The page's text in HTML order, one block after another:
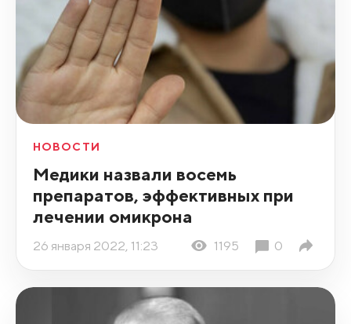
НОВОСТИ
Медики назвали восемь
препаратов, эффективных при
лечении омикрона
26 января 2022, 11:23 1195 0